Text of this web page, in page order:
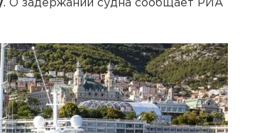
. О задержании судна сообщает РИА